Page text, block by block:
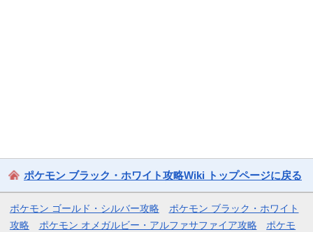
ポケモン ブラック・ホワイト攻略Wiki トップページに戻る
ポケモン ゴールド・シルバー攻略
ポケモン ブラック・ホワイト
攻略
ポケモン オメガルビー・アルファサファイア攻略
ポケモ